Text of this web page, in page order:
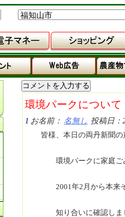
環境パークについて
1 お名前： 名無し 投稿日：
皆様、本日の両丹新聞
環境パークに家庭ご
2001年2月から本来そ
知り合いに確認しま